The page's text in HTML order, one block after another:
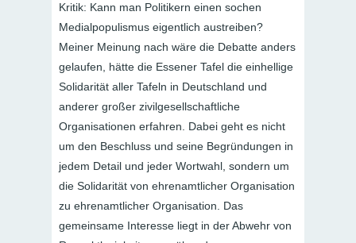
Kritik: Kann man Politikern einen sochen
Medialpopulismus eigentlich austreiben?
Meiner Meinung nach wäre die Debatte anders
gelaufen, hätte die Essener Tafel die einhellige
Solidarität aller Tafeln in Deutschland und
anderer großer zivilgesellschaftliche
Organisationen erfahren. Dabei geht es nicht
um den Beschluss und seine Begründungen in
jedem Detail und jeder Wortwahl, sondern um
die Solidarität von ehrenamtlicher Organisation
zu ehrenamtlicher Organisation. Das
gemeinsame Interesse liegt in der Abwehr von